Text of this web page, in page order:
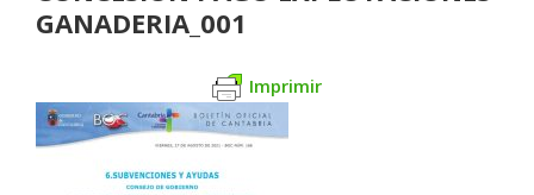
GANADERIA_001
Imprimir